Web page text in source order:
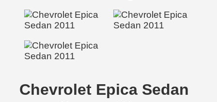
Chevrolet Epica Sedan